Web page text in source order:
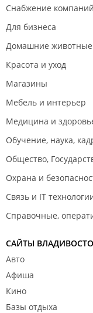
Снабжение компаний
Для бизнеса
Домашние животные
Красота и уход
Магазины
Мебель и интерьер
Медицина и
Обучение, наука,
Общество,
Охрана и
Связь и IT
Справочные,
САЙТЫ
Авто
Афиша
Кино
Базы отдыха